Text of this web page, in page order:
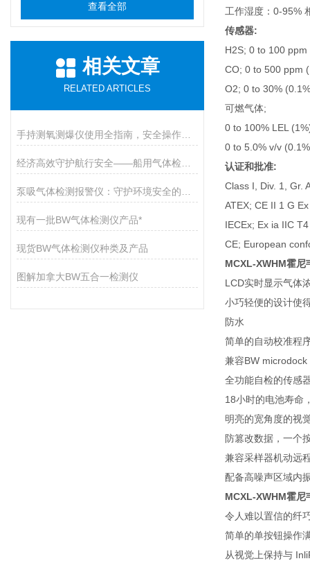
查看全部
相关文章
RELATED ARTICLES
现有一批BW气体检测仪产品*
现货BW气体检测仪种类及产品
图解加拿大BW五合一检测仪
工作湿度：0-95%
传感器:
H2S; 0 to 100
CO; 0 to 500 ppm
O2; 0 to 30%
可燃气体;
0 to 100% LEL
0 to 5.0% v/v
认证和批准:
Class I, Div. 1, Gr.
ATEX; CE II 1 G
IECEx; Ex ia IIC
CE; European
MCXL-XWHM霍尼
LCD实时显示气体
小巧轻便的设计使
防水
简单的自动校准程
兼容BW
全功能自检的传感
18小时的电池寿命
明亮的宽角度的视
防篡改数据，一个
兼容采样器机动远
配备高噪声区域内
MCXL-XWHM霍尼
令人难以置信的纤
简单的单按钮操作
从视觉上保持与